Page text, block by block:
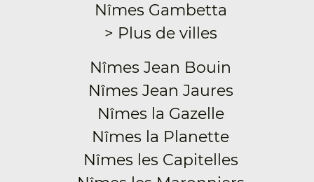
Nîmes Gambetta
> Plus de villes
Nîmes Jean Bouin
Nîmes Jean Jaures
Nîmes la Gazelle
Nîmes la Planette
Nîmes les Capitelles